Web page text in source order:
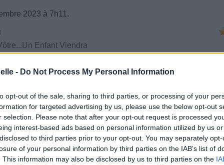
- Do Not Process My Personal Information
opt-out of the sale, sharing to third parties, or processing of your
for targeted advertising by us, please use the below opt-out
selection. Please note that after your opt-out request is processed
interest-based ads based on personal information utilized by us
to third parties prior to your opt-out. You may separately
of your personal information by third parties on the IAB’s list of
This information may also be disclosed by us to third parties on the
2023 à 7h11.
Enfant Viendra